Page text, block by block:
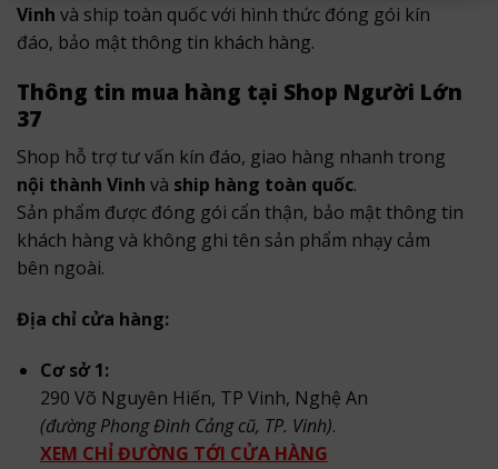
Vinh và ship toàn quốc với hình thức đóng gói kín
đáo, bảo mật thông tin khách hàng.
Thông tin mua hàng tại Shop Người Lớn
37
Shop hỗ trợ tư vấn kín đáo, giao hàng nhanh trong
nội thành Vinh và ship hàng toàn quốc.
Sản phẩm được đóng gói cẩn thận, bảo mật thông tin
khách hàng và không ghi tên sản phẩm nhạy cảm
bên ngoài.
Địa chỉ cửa hàng:
Cơ sở 1:
290 Võ Nguyên Hiến, TP Vinh, Nghệ An
(đường Phong Đình Cảng cũ, TP. Vinh).
XEM CHỈ ĐƯỜNG TỚI CỬA HÀNG